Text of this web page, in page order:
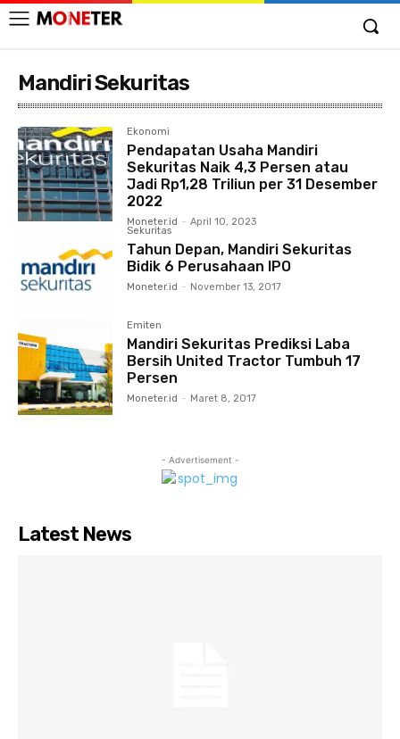
Mandiri Sekuritas
Ekonomi
Pendapatan Usaha Mandiri
Sekuritas Naik 4,3 Persen atau
Jadi Rp1,28 Triliun per 31 Desember
2022
Moneter.id - April 10, 2023
Sekuritas
Tahun Depan, Mandiri Sekuritas
Bidik 6 Perusahaan IPO
Moneter.id - November 13, 2017
Emiten
Mandiri Sekuritas Prediksi Laba
Bersih United Tractor Tumbuh 17
Persen
Moneter.id - Maret 8, 2017
- Advertisement -
Latest News